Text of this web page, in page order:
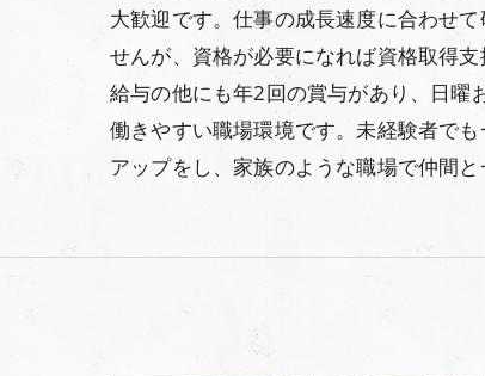
大歓迎です。仕事の成長速度に合わせ
せんが、資格が必要になれば資格取得
給与の他にも年2回の賞与があり、日曜
働きやすい職場環境です。未経験者で
アップをし、家族のような職場で仲間